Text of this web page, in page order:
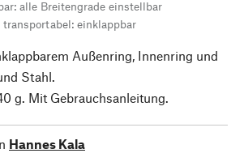
alle Breitengrade einstellbar
transportabel: einklappbar
Außenring, Innenring und
Stahl.
g. Mit Gebrauchsanleitung.
Hannes Kala